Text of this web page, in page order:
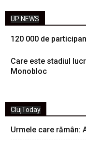
UP NEWS
120 000 de
Care este stadiul
Monobloc
ClujToday
Urmele care rămân: